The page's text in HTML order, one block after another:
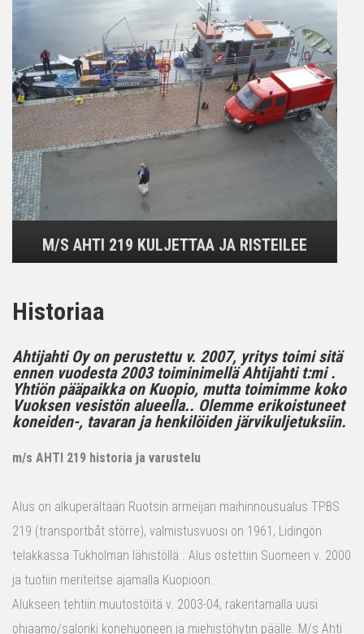
M/S AHTI 219 KULJETTAA JA RISTEILEE
Historiaa
Ahtijahti Oy on perustettu v. 2007, yritys toimi sitä
ennen vuodesta 2003 toiminimellä Ahtijahti t:mi .
Yhtiön pääpaikka on Kuopio, mutta toimimme koko
Vuoksen vesistön alueella.. Olemme erikoistuneet
koneiden-, tavaran ja henkilöiden järvikuljetuksiin.
m/s AHTI 219 historia ja varustelu
Alus on alkuperältään Ruotsin armeijan maihinnousualus TPBS
219 (transportbåt större), valmistusvuosi on 1961, Lidingön
telakkassa Tukholman lähistöllä . Alus ostettiin Suomeen v. 2000
ja tuotiin meriteitse ajamalla Kuopioon.
Alukseen tehtiin muutostöitä v. 2003-04, rakentamalla uusi
ohjaamo/salonki konehuoneen ja miehistöhytin päälle. M/s Ahti